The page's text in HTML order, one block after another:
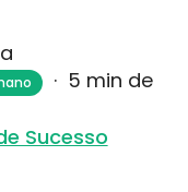
· 5 min de
Sucesso